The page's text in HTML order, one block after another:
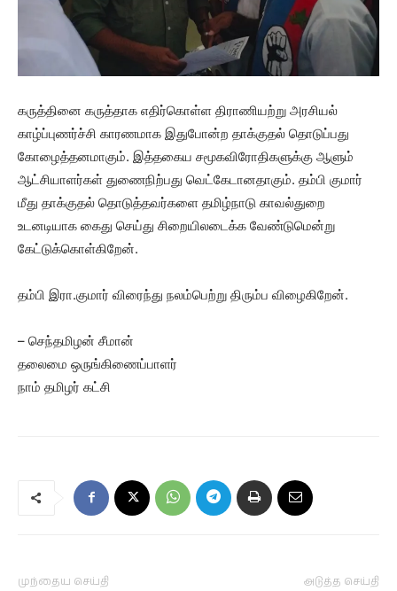
கருத்தினை கருத்தாக எதிர்கொள்ள திராணியற்று அரசியல்
காழ்ப்புணர்ச்சி காரணமாக இதுபோன்ற தாக்குதல் தொடுப்பது
கோழைத்தனமாகும். இத்தகைய சமூகவிரோதிகளுக்கு ஆளும்
ஆட்சியாளர்கள் துணைநிற்பது வெட்கேடானதாகும். தம்பி குமார்
மீது தாக்குதல் தொடுத்தவர்களை தமிழ்நாடு காவல்துறை
உடனடியாக கைது செய்து சிறையிலடைக்க வேண்டுமென்று
கேட்டுக்கொள்கிறேன்.
தம்பி இரா.குமார் விரைந்து நலம்பெற்று திரும்ப விழைகிறேன்.
– செந்தமிழன் சீமான்
தலைமை ஒருங்கிணைப்பாளர்
நாம் தமிழர் கட்சி
முந்தைய செய்தி அடுத்த செய்தி